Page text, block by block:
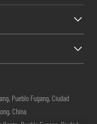
Pueblo Fugang, Ciudad
China